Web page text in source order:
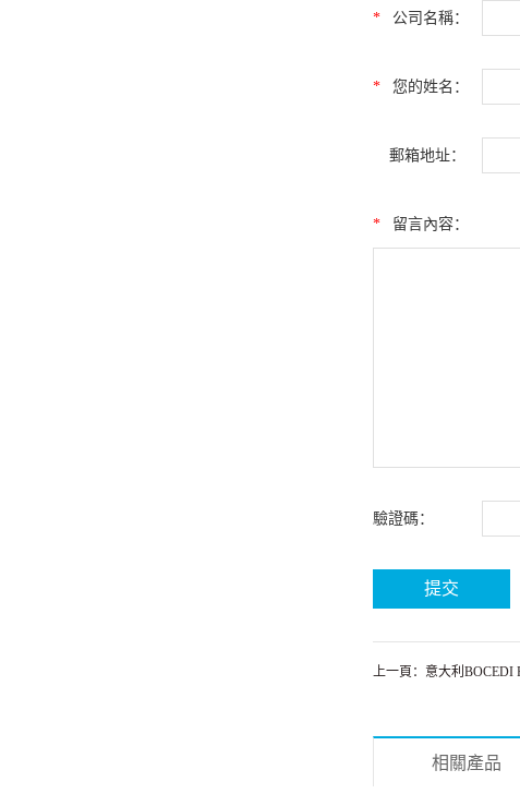
* 公司名稱：
* 您的姓名：
郵箱地址：
* 留言內容：
驗證碼：
上一頁：意大利BOCEDI
相關產品